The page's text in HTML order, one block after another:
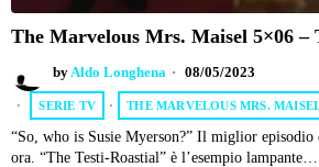
The Marvelous Mrs. Maisel 5×06 –
byAldo Longhena 08/05/2023
SERIE TV · THE MARVELOUS MRS.
“So, who is Susie Myerson?” Il miglior episodio
ora. “The Testi-Roastial” è l’esempio lampante…